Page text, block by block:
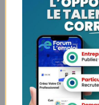
Social Media Auto